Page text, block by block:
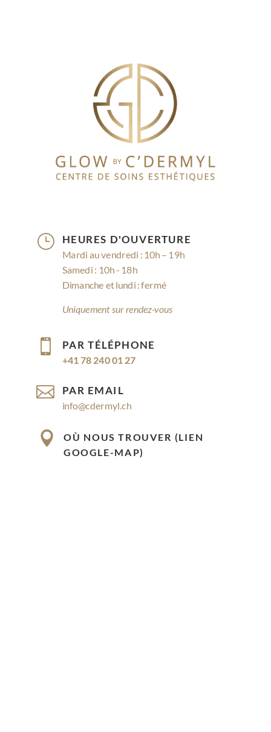
} HEURES D'OUVERTURE
Mardi au vendredi : 10h – 19h
Samedi : 10h - 18h
Dimanche et lundi : fermé
Uniquement sur rendez-vous
 PAR TÉLÉPHONE
+41 78 240 01 27
 PAR EMAIL
info@cdermyl.ch
 OÙ NOUS TROUVER (LIEN
GOOGLE-MAP)